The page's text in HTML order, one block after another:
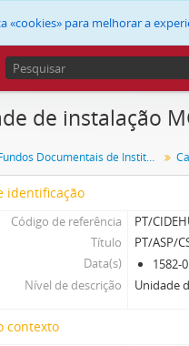
«cookies» para melhorar a
de instalação
FUNDIS - Fundos Documentais de Instituições do Sul
identificação
Código de referência
PT/
Título
PT/ASP/
Data(s)
1582-
Nível de descrição
Unidade
contexto